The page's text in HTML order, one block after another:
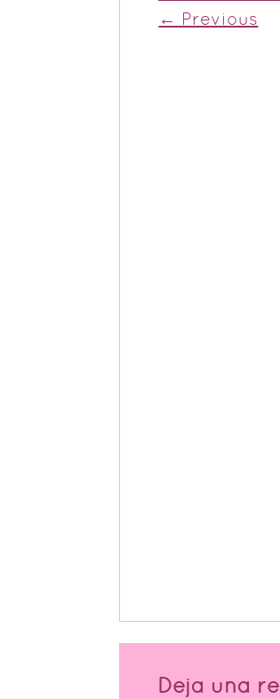
← Previous
Deja una